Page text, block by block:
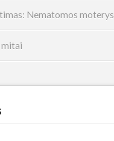
Nematomos moterys